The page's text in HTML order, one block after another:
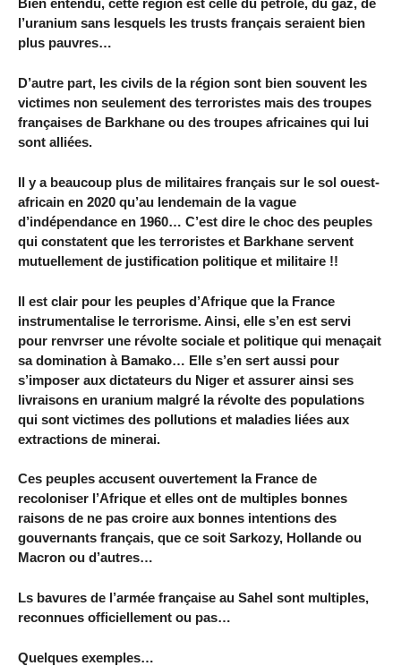
Bien entendu, cette région est celle du pétrole, du gaz, de
l’uranium sans lesquels les trusts français seraient bien
plus pauvres…
D’autre part, les civils de la région sont bien souvent les
victimes non seulement des terroristes mais des troupes
françaises de Barkhane ou des troupes africaines qui lui
sont alliées.
Il y a beaucoup plus de militaires français sur le sol ouest-
africain en 2020 qu’au lendemain de la vague
d’indépendance en 1960… C’est dire le choc des peuples
qui constatent que les terroristes et Barkhane servent
mutuellement de justification politique et militaire !!
Il est clair pour les peuples d’Afrique que la France
instrumentalise le terrorisme. Ainsi, elle s’en est servi
pour renvrser une révolte sociale et politique qui menaçait
sa domination à Bamako… Elle s’en sert aussi pour
s’imposer aux dictateurs du Niger et assurer ainsi ses
livraisons en uranium malgré la révolte des populations
qui sont victimes des pollutions et maladies liées aux
extractions de minerai.
Ces peuples accusent ouvertement la France de
recoloniser l’Afrique et elles ont de multiples bonnes
raisons de ne pas croire aux bonnes intentions des
gouvernants français, que ce soit Sarkozy, Hollande ou
Macron ou d’autres…
Ls bavures de l’armée française au Sahel sont multiples,
reconnues officiellement ou pas…
Quelques exemples…